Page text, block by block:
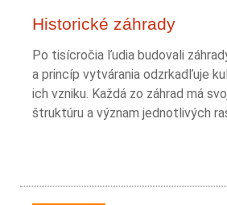
Historické záhrady
Po tisícročia ľudia budovali
a princíp vytvárania odzrkadľuje
ich vzniku. Každá zo záhrad má
štruktúru a význam jednotlivých